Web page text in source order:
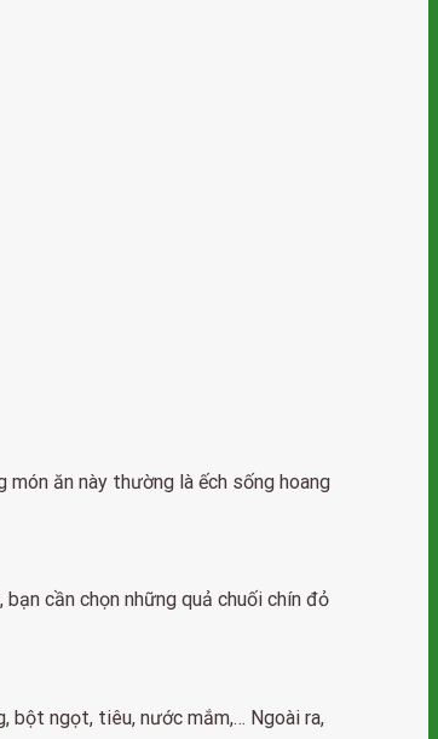
ăn này thường là ếch sống hoang
cần chọn những quả chuối chín đỏ
bột ngọt, tiêu, nước mắm,… Ngoài ra,